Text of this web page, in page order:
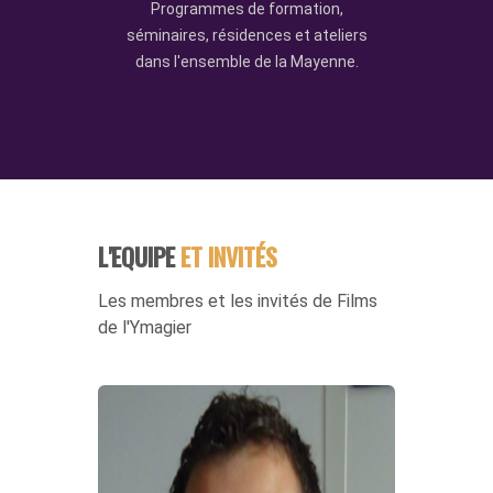
Programmes de formation,
séminaires, résidences et ateliers
dans l'ensemble de la Mayenne.
L'EQUIPEET INVITÉS
Les membres et les invités de Films
de l'Ymagier